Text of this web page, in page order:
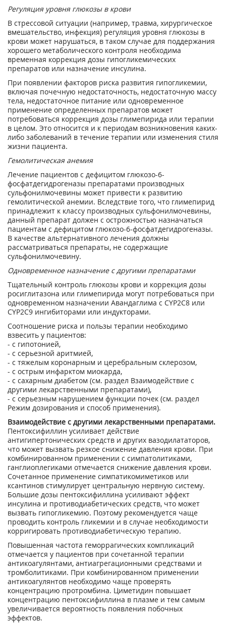
Регуляция уровня глюкозы в крови
В стрессовой ситуации (например, травма, хирургическое
вмешательство, инфекция) регуляция уровня глюкозы в
крови может нарушаться, в таком случае для поддержания
хорошего метаболического контроля необходима
временная коррекция дозы гипогликемических
препаратов или назначение инсулина.
При появлении факторов риска развития гипогликемии,
включая почечную недостаточность, недостаточную массу
тела, недостаточное питание или одновременное
применение определенных препаратов может
потребоваться коррекция дозы глимепирида или терапии
в целом. Это относится и к периодам возникновения каких-
либо заболеваний в течение терапии или изменения стиля
жизни пациента.
Гемолитическая анемия
Лечение пациентов с дефицитом глюкозо-6-
фосфатдегидрогеназы препаратами производных
сульфонилмочевины может привести к развитию
гемолитической анемии. Вследствие того, что глимепирид
принадлежит к классу производных сульфонилмочевины,
данный препарат должен с острожностью назначаться
пациентам с дефицитом глюкозо-6-фосфатдегидрогеназы.
В качестве альтернативного лечения должны
рассматриваться препараты, не содержащие
сульфонилмочевину.
Одновременное назначение с другими препаратами
Тщательный контроль глюкозы крови и коррекция дозы
росиглитазона или глимепирида могут потребоваться при
одновременном назначении Авандаглима с CYP2C8 или
CYP2C9 ингибиторами или индукторами.
Соотношение риска и пользы терапии необходимо
взвесить у пациентов:
- с гипотонией,
- с серьезной аритмией,
- с тяжелым коронарным и церебральным склерозом,
- с острым инфарктом миокарда,
- с сахарным диабетом (см. раздел Взаимодействие с
другими лекарственными препаратами),
- с серьезным нарушением функции почек (см. раздел
Режим дозирования и способ применения).
Взаимодействие с другими лекарственными препаратами.
Пентоксифиллин усиливает действие
антигипертонических средств и других вазодилататоров,
что может вызвать резкое снижение давления крови. При
комбинированном применении с симпатолитиками,
ганглиоплегиками отмечается снижение давления крови.
Сочетанное применение симпатикомиметиков или
ксантинов стимулирует центральную нервную систему.
Большие дозы пентоксифиллина усиливают эффект
инсулина и противодиабетических средств, что может
вызвать гипогликемию. Поэтому рекомендуется чаще
проводить контроль гликемии и в случае необходимости
корригировать противодиабетическую терапию.
Повышенная частота геморрагических компликаций
отмечается у пациентов при сочетанной терапии
антикоагулянтами, антиагрегационными средствами и
тромболитиками. При комбинированном применении
антикоагулянтов необходимо чаще проверять
концентрацию протромбина. Циметидин повышает
концентрацию пентоксифиллина в плазме и тем самым
увеличивается вероятность появления побочных
эффектов.